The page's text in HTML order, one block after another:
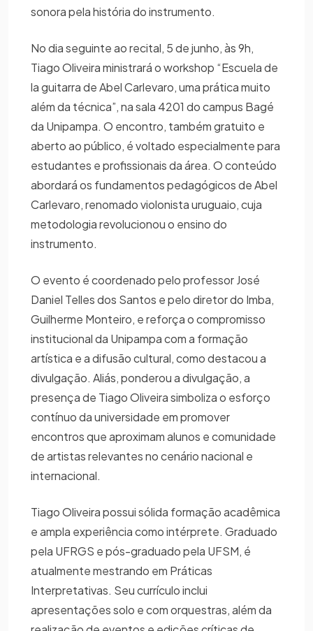
sonora pela história do instrumento.
No dia seguinte ao recital, 5 de junho, às 9h,
Tiago Oliveira ministrará o workshop “Escuela de
la guitarra de Abel Carlevaro, uma prática muito
além da técnica”, na sala 4201 do campus Bagé
da Unipampa. O encontro, também gratuito e
aberto ao público, é voltado especialmente para
estudantes e profissionais da área. O conteúdo
abordará os fundamentos pedagógicos de Abel
Carlevaro, renomado violonista uruguaio, cuja
metodologia revolucionou o ensino do
instrumento.
O evento é coordenado pelo professor José
Daniel Telles dos Santos e pelo diretor do Imba,
Guilherme Monteiro, e reforça o compromisso
institucional da Unipampa com a formação
artística e a difusão cultural, como destacou a
divulgação. Aliás, ponderou a divulgação, a
presença de Tiago Oliveira simboliza o esforço
contínuo da universidade em promover
encontros que aproximam alunos e comunidade
de artistas relevantes no cenário nacional e
internacional.
Tiago Oliveira possui sólida formação acadêmica
e ampla experiência como intérprete. Graduado
pela UFRGS e pós-graduado pela UFSM, é
atualmente mestrando em Práticas
Interpretativas. Seu currículo inclui
apresentações solo e com orquestras, além da